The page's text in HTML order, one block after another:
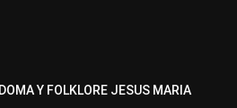
Y FOLKLORE JESUS MARIA